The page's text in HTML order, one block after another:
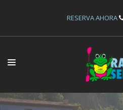
RESERVA AHORA
INICIO